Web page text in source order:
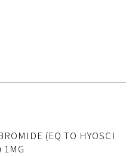
(EQ TO HYOSCI
1MG